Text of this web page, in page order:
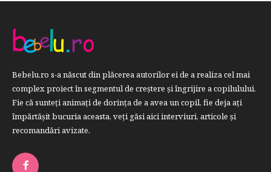
Bebelu.ro s-a născut din plăcerea autorilor ei de a realiza cel mai
complex proiect în segmentul de creştere şi îngrijire a copilulului.
Fie că sunteţi animaţi de dorinţa de a avea un copil, fie deja aţi
împărtăşit bucuria aceasta, veți găsi aici interviuri, articole şi
recomandări avizate.